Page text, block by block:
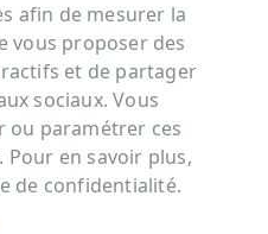
afin de mesurer la
vous proposer des
et de partager
sociaux. Vous
ou paramétrer ces
Pour en savoir plus,
de confidentialité.